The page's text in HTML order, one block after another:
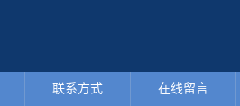
联系方式 在线留言